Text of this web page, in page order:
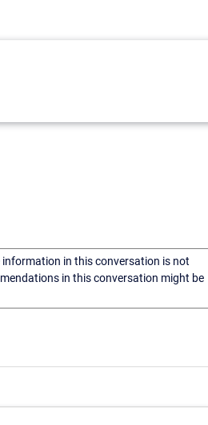
in this conversation is not
in this conversation might be